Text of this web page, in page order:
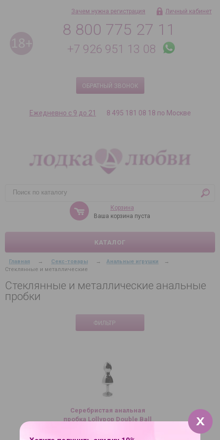
8 800 775 27 11
+7 926 951 13 08
ОБРАТНЫЙ ЗВОНОК
Зачем нужна регистрация Личный кабинет
Ежедневно с 9 до 21 8 495 181 08 18 по Москве
Корзина
Ваша корзина пуста
КАТАЛОГ
Главная → Секс-товары → Анальные игрушки
→
Стеклянные и металлические
Стеклянные и металлические анальные
пробки
ФИЛЬТР
Серебристая анальная
пробка Lollypop Double Ball